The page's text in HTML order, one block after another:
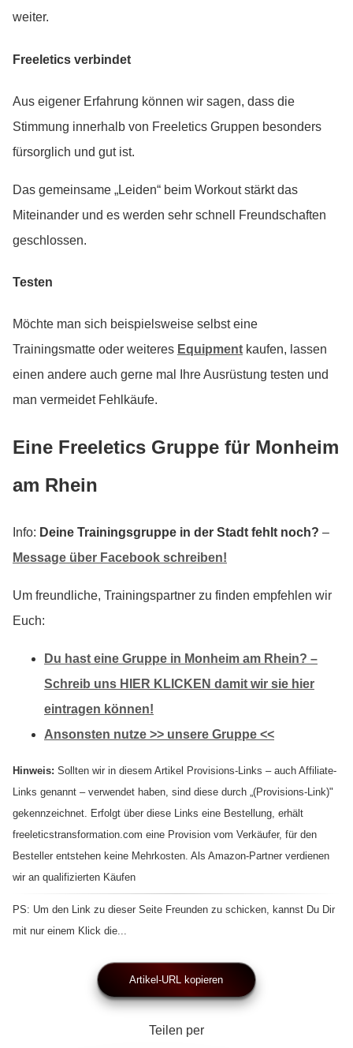
weiter.
Freeletics verbindet
Aus eigener Erfahrung können wir sagen, dass die
Stimmung innerhalb von Freeletics Gruppen besonders
fürsorglich und gut ist.
Das gemeinsame „Leiden“ beim Workout stärkt das
Miteinander und es werden sehr schnell Freundschaften
geschlossen.
Testen
Möchte man sich beispielsweise selbst eine
Trainingsmatte oder weiteres Equipment kaufen, lassen
einen andere auch gerne mal Ihre Ausrüstung testen und
man vermeidet Fehlkäufe.
Eine Freeletics Gruppe für Monheim
am Rhein
Info: Deine Trainingsgruppe in der Stadt fehlt noch? –
Message über Facebook schreiben!
Um freundliche, Trainingspartner zu finden empfehlen wir
Euch:
Du hast eine Gruppe in Monheim am Rhein? –
Schreib uns HIER KLICKEN damit wir sie hier
eintragen können!
Ansonsten nutze >> unsere Gruppe <<
Hinweis: Sollten wir in diesem Artikel Provisions-Links – auch Affiliate-
Links genannt – verwendet haben, sind diese durch „(Provisions-Link)"
gekennzeichnet. Erfolgt über diese Links eine Bestellung, erhält
freeleticstransformation.com eine Provision vom Verkäufer, für den
Besteller entstehen keine Mehrkosten. Als Amazon-Partner verdienen
wir an qualifizierten Käufen
PS: Um den Link zu dieser Seite Freunden zu schicken, kannst Du Dir
mit nur einem Klick die...
Artikel-URL kopieren
Teilen per